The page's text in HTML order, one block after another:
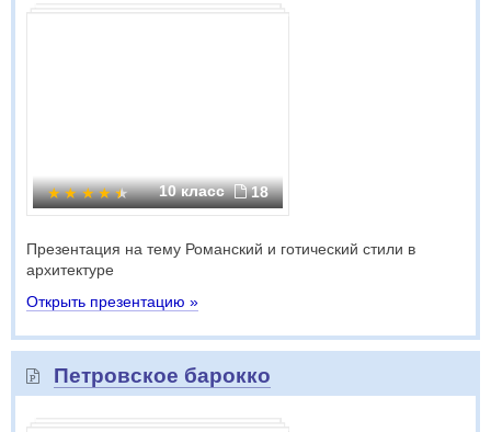
10 класс 18
Презентация на тему Романский и готический стили в
архитектуре
Открыть презентацию »
Петровское барокко